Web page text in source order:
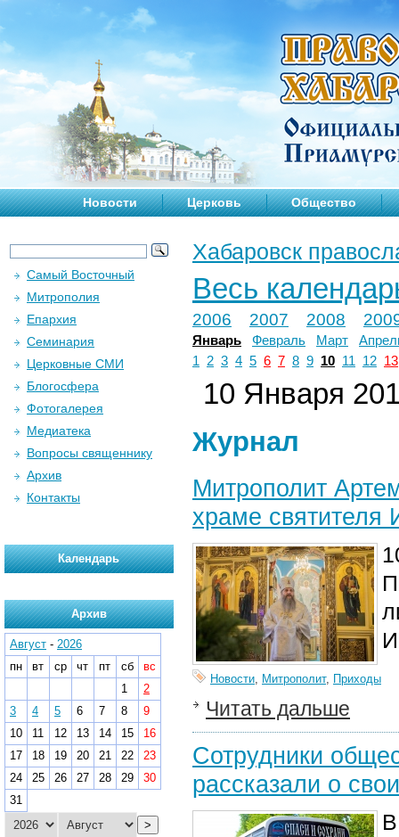
Новости Церковь Общество
Хабаровск
Весь
2006 2007 2008
Январь Февраль Март
1
2 3 4 5 6 7 8 9 10 11 12 13
10 Января
Журнал
Митрополит
храме святителя
Новости, Митрополит, Приходы
Читать дальше
Сотрудники
рассказали о
Самый Восточный
Митрополия
Епархия
Семинария
Церковные СМИ
Блогосфера
Фотогалерея
Медиатека
Вопросы священнику
Архив
Контакты
Календарь
Архив
Август - 2026
пн
вт ср чт пт сб
вс
1
2
3
4 5 6 7 8
9
10
11 12 13 14 15
16
17
18 19 20 21 22
23
24
25 26 27 28 29
30
31
>